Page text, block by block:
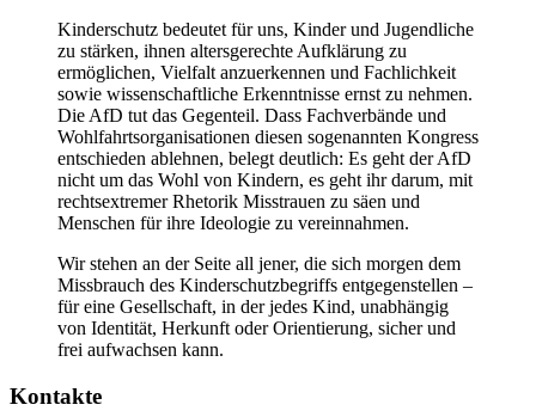
Kinderschutz bedeutet für uns, Kinder und Jugendliche
zu stärken, ihnen altersgerechte Aufklärung zu
ermöglichen, Vielfalt anzuerkennen und Fachlichkeit
sowie wissenschaftliche Erkenntnisse ernst zu nehmen.
Die AfD tut das Gegenteil. Dass Fachverbände und
Wohlfahrtsorganisationen diesen sogenannten Kongress
entschieden ablehnen, belegt deutlich: Es geht der AfD
nicht um das Wohl von Kindern, es geht ihr darum, mit
rechtsextremer Rhetorik Misstrauen zu säen und
Menschen für ihre Ideologie zu vereinnahmen.
Wir stehen an der Seite all jener, die sich morgen dem
Missbrauch des Kinderschutzbegriffs entgegenstellen –
für eine Gesellschaft, in der jedes Kind, unabhängig
von Identität, Herkunft oder Orientierung, sicher und
frei aufwachsen kann.
Kontakte